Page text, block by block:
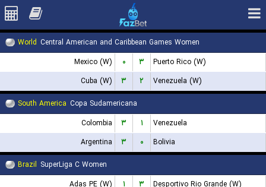
World Central American and Caribbean Games Women
Mexico (W)
۰ ۳
Puerto Rico (W)
Cuba (W)
۳ ۲
Venezuela (W)
South America Copa Sudamericana
Colombia
۳ ۱
Venezuela
Argentina
۳ ۰
Bolivia
Brazil SuperLiga C Women
Adas PE (W)
۱ ۳
Desportivo Rio Grande (W)